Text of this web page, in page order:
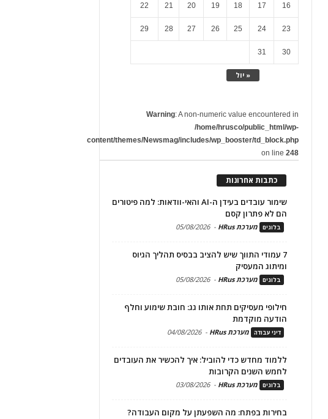
« יול
16
17
18
19
20
21
22
23
24
25
26
27
28
29
30
31
Warning: A non-numeric value encountered in
/home/hrusco/public_html/wp-
content/themes/Newsmag/includes/wp_booster/td_block.php
on line248
כתבות אחרונות
שימור עובדים בעידן ה-AI והאי-וודאות: למה פיטורים
הם לא פתרון קסם
בלוגים מערכת HRus -
05/08/2026
7 עמודי התווך שיש להציב בבסיס תהליך הגיוס
ומיתוג המעסיק
בלוגים מערכת HRus -
05/08/2026
חילופי מעסיקים תחת אותו גג: חובת שימוע וחלף
הודעה מוקדמת
דיני עבודה מערכת HRus -
04/08/2026
ללמוד מחדש כדי להוביל: איך להכשיר את העובדים
לחמש השנים הקרובות
בלוגים מערכת HRus -
03/08/2026
בחירות בפתח: מה השפעתן על מקום העבודה?